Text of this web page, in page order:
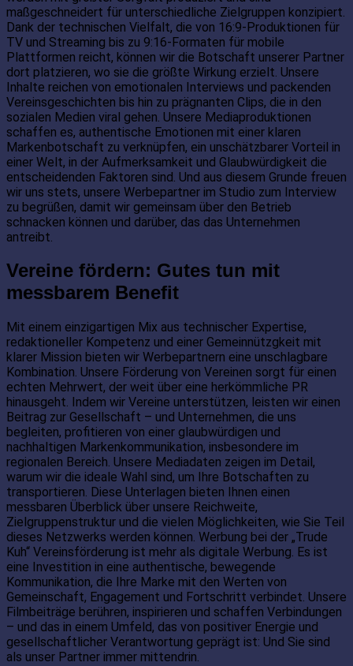
maßgeschneidert für unterschiedliche Zielgruppen konzipiert.
Dank der technischen Vielfalt, die von 16:9-Produktionen für
TV und Streaming bis zu 9:16-Formaten für mobile
Plattformen reicht, können wir die Botschaft unserer Partner
dort platzieren, wo sie die größte Wirkung erzielt. Unsere
Inhalte reichen von emotionalen Interviews und packenden
Vereinsgeschichten bis hin zu prägnanten Clips, die in den
sozialen Medien viral gehen. Unsere Mediaproduktionen
schaffen es, authentische Emotionen mit einer klaren
Markenbotschaft zu verknüpfen, ein unschätzbarer Vorteil in
einer Welt, in der Aufmerksamkeit und Glaubwürdigkeit die
entscheidenden Faktoren sind. Und aus diesem Grunde freuen
wir uns stets, unsere Werbepartner im Studio zum Interview
zu begrüßen, damit wir gemeinsam über den Betrieb
schnacken können und darüber, das das Unternehmen
antreibt.
Vereine fördern: Gutes tun mit
messbarem Benefit
Mit einem einzigartigen Mix aus technischer Expertise,
redaktioneller Kompetenz und einer Gemeinnützgkeit mit
klarer Mission bieten wir Werbepartnern eine unschlagbare
Kombination. Unsere Förderung von Vereinen sorgt für einen
echten Mehrwert, der weit über eine herkömmliche PR
hinausgeht. Indem wir Vereine unterstützen, leisten wir einen
Beitrag zur Gesellschaft – und Unternehmen, die uns
begleiten, profitieren von einer glaubwürdigen und
nachhaltigen Markenkommunikation, insbesondere im
regionalen Bereich. Unsere Mediadaten zeigen im Detail,
warum wir die ideale Wahl sind, um Ihre Botschaften zu
transportieren. Diese Unterlagen bieten Ihnen einen
messbaren Überblick über unsere Reichweite,
Zielgruppenstruktur und die vielen Möglichkeiten, wie Sie Teil
dieses Netzwerks werden können. Werbung bei der „Trude
Kuh“ Vereinsförderung ist mehr als digitale Werbung. Es ist
eine Investition in eine authentische, bewegende
Kommunikation, die Ihre Marke mit den Werten von
Gemeinschaft, Engagement und Fortschritt verbindet. Unsere
Filmbeiträge berühren, inspirieren und schaffen Verbindungen
– und das in einem Umfeld, das von positiver Energie und
gesellschaftlicher Verantwortung geprägt ist: Und Sie sind
als unser Partner immer mittendrin.